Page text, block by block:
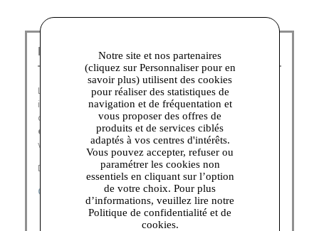
Lee Cooper Talange :
Lee Cooper, icône du denim britanniquedepuis 1908,
incarne un style authentique et accessible. Découvrez
des collections alliant héritage rock et modernité. Des
essentiels du quotidienaux pièces tendance, affirmez
votre look avec caractère.
Découvrez nos catégories :
CHEMISES HOMME |POLOS HOMME|T-SHIRTS FEMME
Notre site et nos partenaires
(cliquez sur Personnaliser pour en
savoir plus) utilisent des cookies
pour réaliser des statistiques de
navigation et de fréquentation et
vous proposer des offres de
produits et de services ciblés
adaptés à vos centres d'intérêts.
Vous pouvez accepter, refuser ou
paramétrer les cookies non
essentiels en cliquant sur l’option
de votre choix. Pour plus
d’informations, veuillez lire notre
Politique de confidentialité et de
cookies.